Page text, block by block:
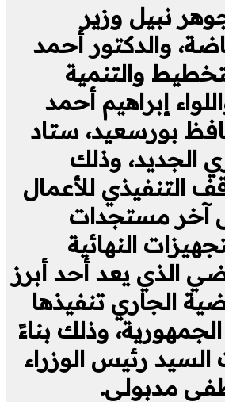
نبيل وزير
والدكتور أحمد
والتنمية
إبراهيم أحمد
بورسعيد، ستاد
الجديد، وذلك
التنفيذي للأعمال
آخر مستجدات
النهائية
الذي يعد أحد أبرز
الجاري تنفيذها
وذلك بناءً
رئيس الوزراء
مدبولي.